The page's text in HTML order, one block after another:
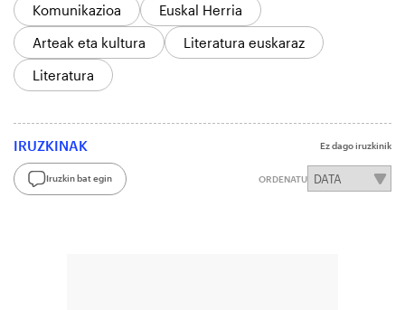
Komunikazioa
Euskal Herria
Arteak eta kultura
Literatura euskaraz
Literatura
IRUZKINAK Ez dago iruzkinik
Iruzkin bat egin ORDENATU